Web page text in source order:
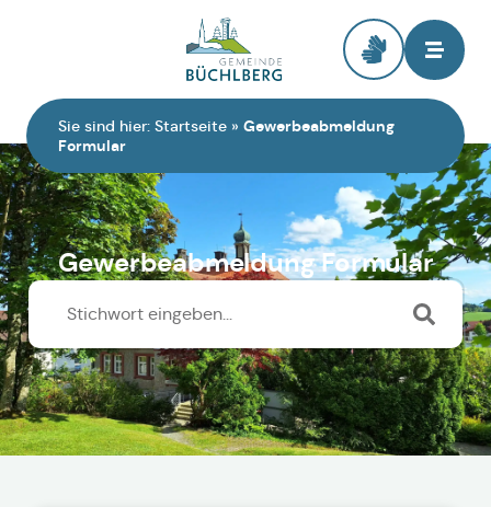
Sie sind hier: Startseite » Gewerbeabmeldung
Formular
Gewerbeabmeldung Formular